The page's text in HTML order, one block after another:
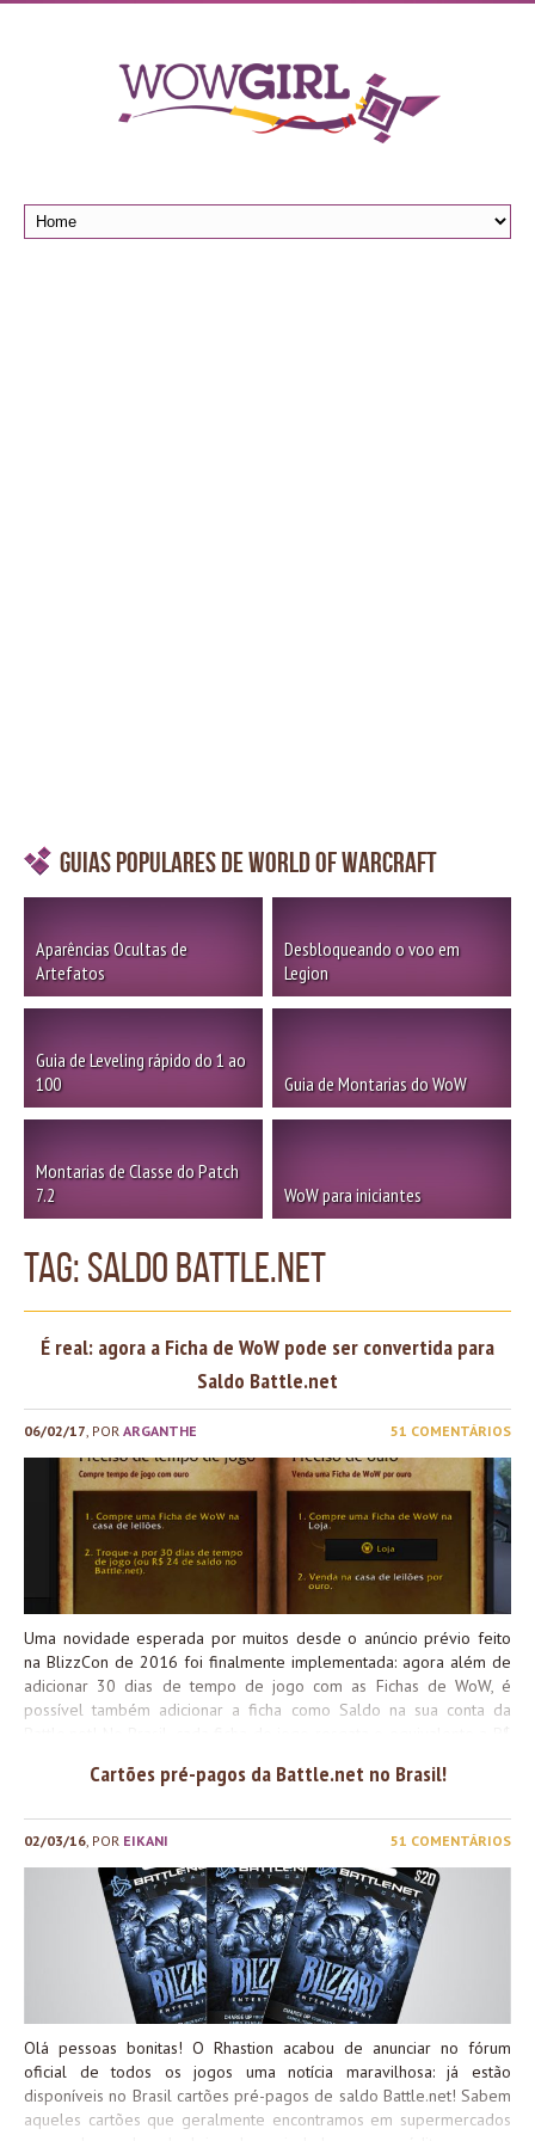
Guias Populares de World of Warcraft
Aparências Ocultas de
Artefatos
Desbloqueando o voo em
Legion
Guia de Leveling rápido do 1 ao
100
Guia de Montarias do WoW
Montarias de Classe do Patch
7.2
WoW para iniciantes
TAG: Saldo Battle.net
É real: agora a Ficha de WoW pode ser convertida para
Saldo Battle.net
06/02/17, POR ARGANTHE 51 COMENTÁRIOS
Uma novidade esperada por muitos desde o anúncio prévio feito
na BlizzCon de 2016 foi finalmente implementada: agora além de
adicionar 30 dias de tempo de jogo com as Fichas de WoW, é
possível também adicionar a ficha como Saldo na sua conta da
jogos da Blizzard, como Caixinhas em Overwatch, Visuais em
disso é possível comprar montarias e mascotes da loja também
através do mesmo saldo! Justo quando eu estava tão perto do meu
limite máximo de ouro ;-; Mas as caixinhas de Overwatch são mais
importantes que isso *-*! E vocês? Aproveitarão esta nova
possibilidade? Boa semana! \o/
Cartões pré-pagos da Battle.net no Brasil!
02/03/16 , POR EIKANI 51 COMENTÁRIOS
Olá pessoas bonitas! O Rhastion acabou de anunciar no fórum
oficial de todos os jogos uma notícia maravilhosa: já estão
disponíveis no Brasil cartões pré-pagos de saldo Battle.net! Sabem
aqueles cartões que geralmente encontramos em supermercados